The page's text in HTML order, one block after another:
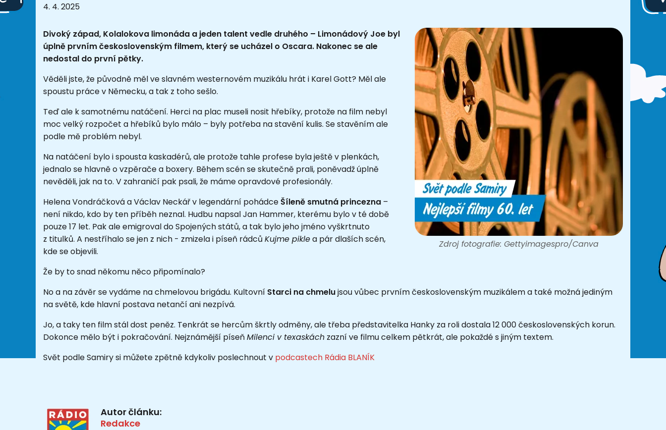
4. 4. 2025
Zdroj fotografie: Gettyimagespro/Canva
Divoký západ, Kolalokova limonáda a jeden talent vedle druhého – Limonádový Joe byl
úplně prvním československým filmem, který se ucházel o Oscara. Nakonec se ale
nedostal do první pětky.
Věděli jste, že původně měl ve slavném westernovém muzikálu hrát i Karel Gott? Měl ale
spoustu práce v Německu, a tak z toho sešlo.
Teď ale k samotnému natáčení. Herci na plac museli nosit hřebíky, protože na film nebyl
moc velký rozpočet a hřebíků bylo málo – byly potřeba na stavění kulis. Se stavěním ale
podle mě problém nebyl.
Na natáčení bylo i spousta kaskadérů, ale protože tahle profese byla ještě v plenkách,
jednalo se hlavně o vzpěrače a boxery. Během scén se skutečně prali, poněvadž úplně
nevěděli, jak na to. V zahraničí pak psali, že máme opravdové profesionály.
Helena Vondráčková a Václav Neckář v legendární pohádce Šíleně smutná princezna –
není nikdo, kdo by ten příběh neznal. Hudbu napsal Jan Hammer, kterému bylo v té době
pouze 17 let. Pak ale emigroval do Spojených států, a tak bylo jeho jméno vyškrtnuto
z titulků. A nestříhalo se jen z nich - zmizela i píseň rádců Kujme piklea pár dlaších scén,
kde se objevili.
Že by to snad někomu něco připomínalo?
No a na závěr se vydáme na chmelovou brigádu. Kultovní Starci na chmelujsou vůbec prvním československým muzikálem a také možná jediným
na světě, kde hlavní postava netančí ani nezpívá.
Jo, a taky ten film stál dost peněz. Tenkrát se hercům škrtly odměny, ale třeba představitelka Hanky za roli dostala 12 000 československých korun.
Dokonce mělo být i pokračování. Nejznámější píseň Milenci v texaskách zazní ve filmu celkem pětkrát, ale pokaždé s jiným textem.
Svět podle Samiry si můžete zpětně kdykoliv poslechnout v podcastech Rádia BLANÍK
Autor článku:
Redakce